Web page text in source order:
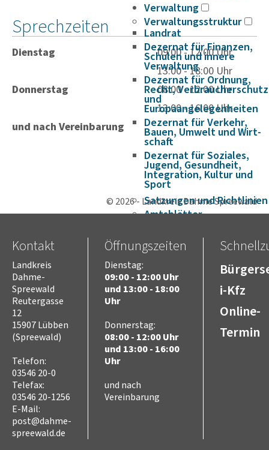
Verwaltung
Verwaltungsstruktur
Landrat
Dezernat für Finanzen,
Schulen und innere
Verwaltung
Dezernat für Ordnung,
Recht, Verbraucherschutz
und
Europaangelegenheiten
Dezernat für Verkehr,
Bauen, Umwelt und Wirt­
schaft
Dezernat für Soziales,
Jugend, Gesundheit,
Integration, Kultur und
Sport
Satzungen und Richtlinien
Amtsblätter
Stellenausschreibungen
Wahlen
Karriere
Kreistag
Vorsitz des Kreistages
Niederschriften
Videoaufzeichnungen
Familie
Kinder
Sprechzeiten
Dienstag
09:00 - 12:00 Uhr
13:00 - 18:00 Uhr
Donnerstag
08:00 - 12:00 Uhr
13:00 - 16:00 Uhr
und nach Vereinbarung
© 2026 - Landkreis Dahme Spreewald
Kontakt
Landkreis
Dahme-
Spreewald
Reutergasse
12
15907 Lübben
(Spreewald)
Telefon:
03546 20-0
Telefax:
03546 20-1256
E-Mail:
post@dahme-
spreewald.de
Öffnungszeiten
Dienstag:
09:00 - 12:00 Uhr
und 13:00 - 18:00
Uhr
Donnerstag:
08:00 - 12:00 Uhr
und 13:00 - 16:00
Uhr
und nach
Vereinbarung
i-Kfz
Online-
Termin